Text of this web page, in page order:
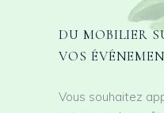
DU MOBILIER
VOS
Vous souhaitez